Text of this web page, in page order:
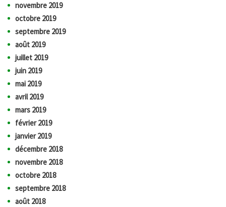
novembre 2019
octobre 2019
septembre 2019
août 2019
juillet 2019
juin 2019
mai 2019
avril 2019
mars 2019
février 2019
janvier 2019
décembre 2018
novembre 2018
octobre 2018
septembre 2018
août 2018